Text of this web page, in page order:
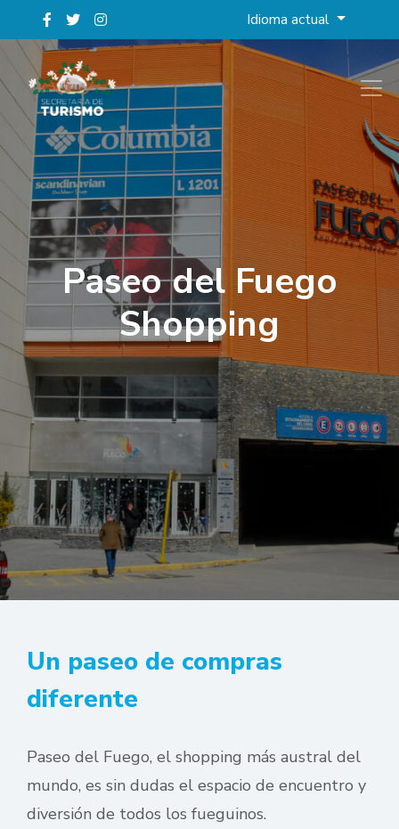
Idioma actual
Paseo del Fuego
Shopping
Un paseo de compras
diferente
Paseo del Fuego, el shopping más austral del
mundo, es sin dudas el espacio de encuentro y
diversión de todos los fueguinos.